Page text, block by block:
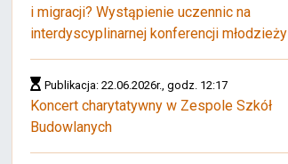
i migracji? Wystąpienie uczennic na
interdyscyplinarnej konferencji młodzieży
Publikacja: 22.06.2026r., godz. 12:17
Koncert charytatywny w Zespole Szkół
Budowlanych